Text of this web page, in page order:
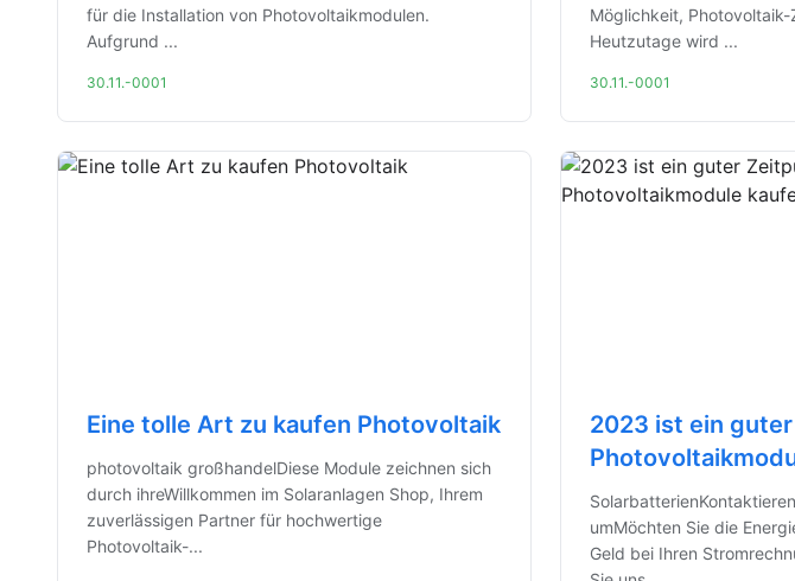
für die Installation von Photovoltaikmodulen.
Aufgrund ...
30.11.-0001
Möglichkeit,
Heutzutage wird ...
30.11.-0001
Eine tolle Art zu kaufen Photovoltaik
photovoltaik großhandelDiese Module zeichnen sich
durch ihreWillkommen im Solaranlagen Shop, Ihrem
zuverlässigen Partner für hochwertige
Photovoltaik-...
2023 ist ein
umMöchten Sie die
Geld bei Ihren